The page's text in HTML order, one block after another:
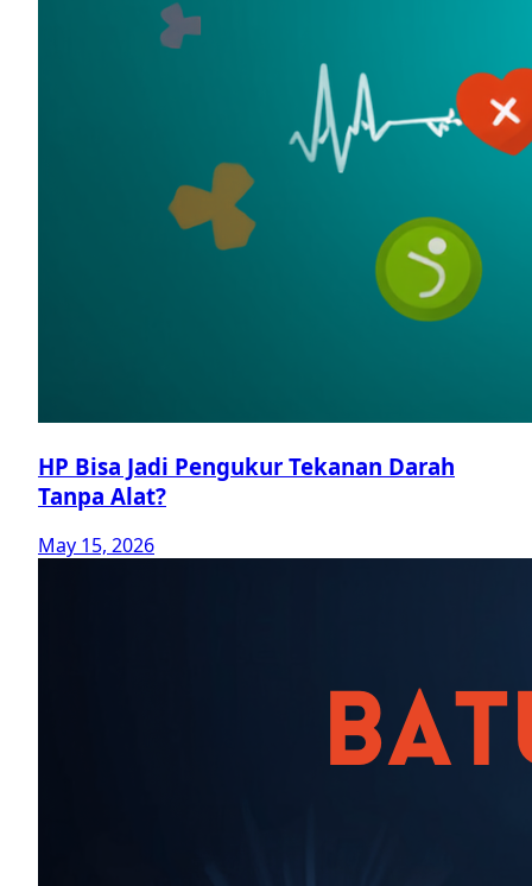
HP Bisa Jadi Pengukur Tekanan Darah
Tanpa Alat?
May 15, 2026